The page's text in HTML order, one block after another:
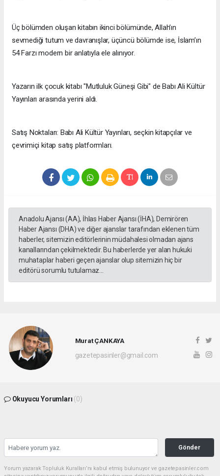
Üç bölümden oluşan kitabın ikinci bölümünde, Allah’ın
sevmediği tutum ve davranışlar, üçüncü bölümde ise, İslam’ın
54 Farzı modern bir anlatıyla ele alınıyor.
Yazarın ilk çocuk kitabı "Mutluluk Güneşi Gibi" de Babı Ali Kültür
Yayınları arasında yerini aldı.
Satış Noktaları: Babı Ali Kültür Yayınları, seçkin kitapçılar ve
çevrimiçi kitap satış platformları.
Anadolu Ajansı (AA), İhlas Haber Ajansı (İHA), Demirören
Haber Ajansı (DHA) ve diğer ajanslar tarafından eklenen tüm
haberler, sitemizin editörlerinin müdahalesi olmadan ajans
kanallarından çekilmektedir. Bu haberlerde yer alan hukuki
muhataplar haberi geçen ajanslar olup sitemizin hiç bir
editörü sorumlu tutulamaz...
Murat ÇANKAYA
gazetepasinler@gmail.com
Okuyucu Yorumları (0)
Gönder
Yorum yazarak Topluluk Kuralları’nı kabul etmiş bulunuyor ve gazetepasinler.com